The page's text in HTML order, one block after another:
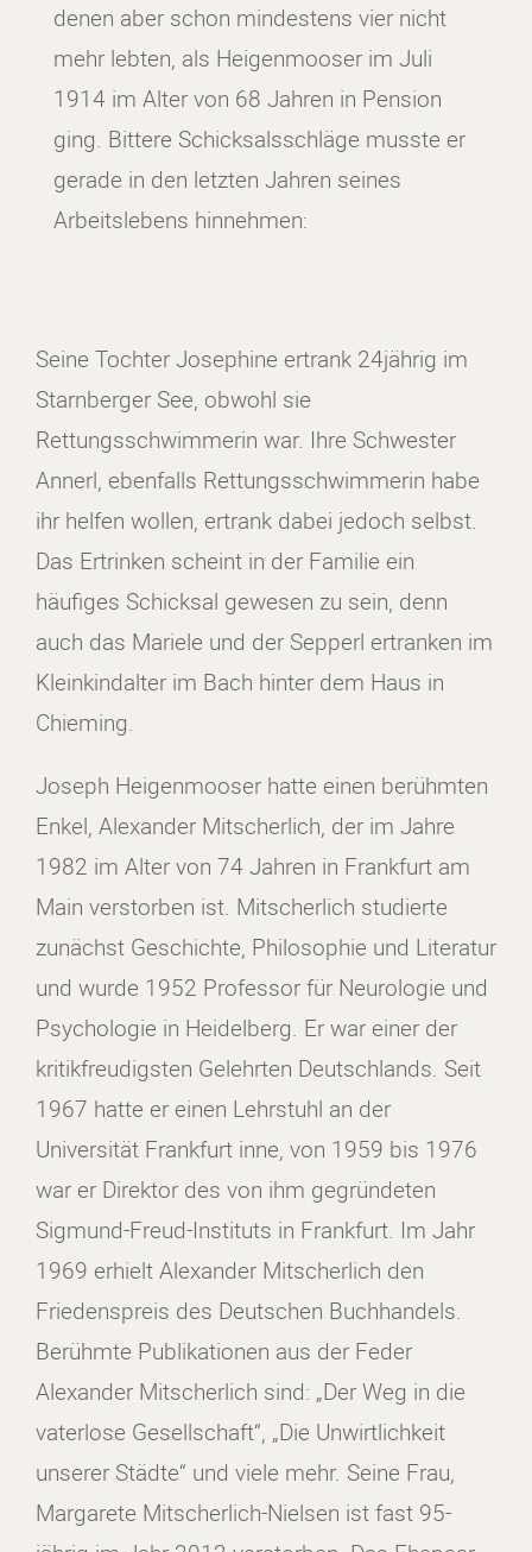
denen aber schon mindestens vier nicht
mehr lebten, als Heigenmooser im Juli
1914 im Alter von 68 Jahren in Pension
ging. Bittere Schicksalsschläge musste er
gerade in den letzten Jahren seines
Arbeitslebens hinnehmen:
Seine Tochter Josephine ertrank 24jährig im
Starnberger See, obwohl sie
Rettungsschwimmerin war. Ihre Schwester
Annerl, ebenfalls Rettungsschwimmerin habe
ihr helfen wollen, ertrank dabei jedoch selbst.
Das Ertrinken scheint in der Familie ein
häufiges Schicksal gewesen zu sein, denn
auch das Mariele und der Sepperl ertranken im
Kleinkindalter im Bach hinter dem Haus in
Chieming.
Joseph Heigenmooser hatte einen berühmten
Enkel, Alexander Mitscherlich, der im Jahre
1982 im Alter von 74 Jahren in Frankfurt am
Main verstorben ist. Mitscherlich studierte
zunächst Geschichte, Philosophie und Literatur
und wurde 1952 Professor für Neurologie und
Psychologie in Heidelberg. Er war einer der
kritikfreudigsten Gelehrten Deutschlands. Seit
1967 hatte er einen Lehrstuhl an der
Universität Frankfurt inne, von 1959 bis 1976
war er Direktor des von ihm gegründeten
Sigmund-Freud-Instituts in Frankfurt. Im Jahr
1969 erhielt Alexander Mitscherlich den
Friedenspreis des Deutschen Buchhandels.
Berühmte Publikationen aus der Feder
Alexander Mitscherlich sind: „Der Weg in die
vaterlose Gesellschaft“, „Die Unwirtlichkeit
unserer Städte“ und viele mehr. Seine Frau,
Margarete Mitscherlich-Nielsen ist fast 95-